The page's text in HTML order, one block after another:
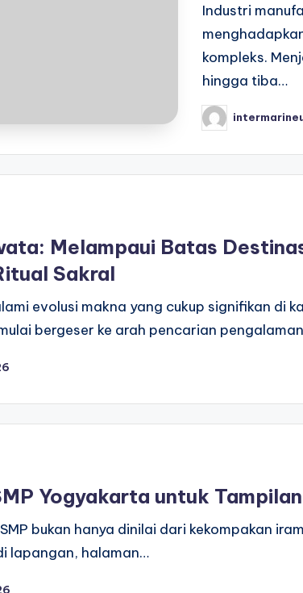
Industri
kompleks.
hingga tiba…
Posted
by
Melampaui Batas
Sakral
evolusi makna yang cukup signifikan di
bergeser ke arah pencarian
Yogyakarta untuk
bukan hanya dinilai dari kekompakan
lapangan, halaman…